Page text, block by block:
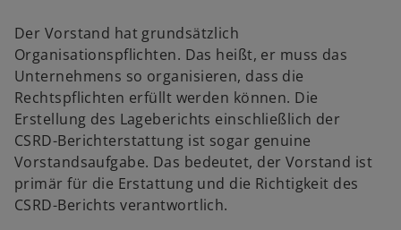
Der Vorstand hat grundsätzlich
Organisationspflichten. Das heißt, er muss das
Unternehmens so organisieren, dass die
Rechtspflichten erfüllt werden können. Die
Erstellung des Lageberichts einschließlich der
CSRD-Berichterstattung ist sogar genuine
Vorstandsaufgabe. Das bedeutet, der Vorstand ist
primär für die Erstattung und die Richtigkeit des
CSRD-Berichts verantwortlich.